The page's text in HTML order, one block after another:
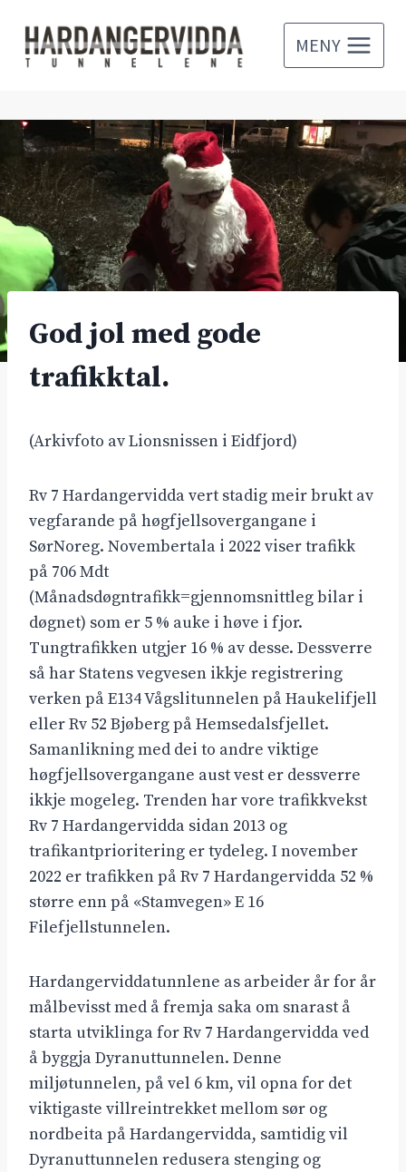
content
MENY
God jol med gode
trafikktal.
(Arkivfoto av Lionsnissen i Eidfjord)
Rv 7 Hardangervidda vert stadig meir brukt av
vegfarande på høgfjellsovergangane i
SørNoreg. Novembertala i 2022 viser trafikk
på 706 Mdt
(Månadsdøgntrafikk=gjennomsnittleg bilar i
døgnet) som er 5 % auke i høve i fjor.
Tungtrafikken utgjer 16 % av desse. Dessverre
så har Statens vegvesen ikkje registrering
verken på E134 Vågslitunnelen på Haukelifjell
eller Rv 52 Bjøberg på Hemsedalsfjellet.
Samanlikning med dei to andre viktige
høgfjellsovergangane aust vest er dessverre
ikkje mogeleg. Trenden har vore trafikkvekst
Rv 7 Hardangervidda sidan 2013 og
trafikantprioritering er tydeleg. I november
2022 er trafikken på Rv 7 Hardangervidda 52 %
større enn på «Stamvegen» E 16
Filefjellstunnelen.
Hardangerviddatunnlene as arbeider år for år
målbevisst med å fremja saka om snarast å
starta utviklinga for Rv 7 Hardangervidda ved
å byggja Dyranuttunnelen. Denne
miljøtunnelen, på vel 6 km, vil opna for det
viktigaste villreintrekket mellom sør og
nordbeita på Hardangervidda, samtidig vil
Dyranuttunnelen redusera stenging og